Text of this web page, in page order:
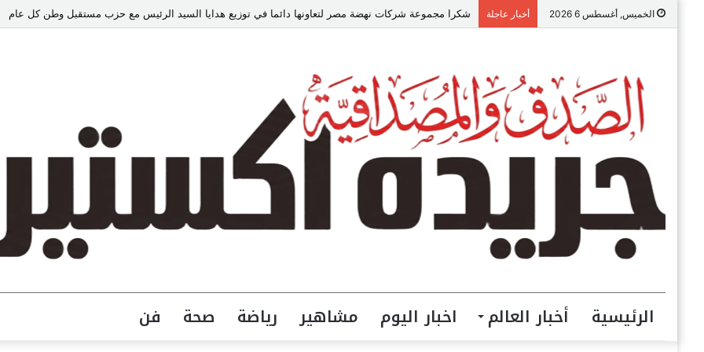
الخميس, أغسطس 6 2026 أخبار عاجلة شكرا مجموعة شركات نهضة مصر لتعاونها دائما في توزيع هدايا السيد الرئيس مع حزب مستقبل وطن كل عام
الرئيسية أخبار العالم اخبار اليوم مشاهير رياضة صحة فن